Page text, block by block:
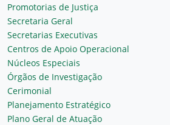
Promotorias de Justiça
Secretaria Geral
Secretarias Executivas
Centros de Apoio Operacional
Núcleos Especiais
Órgãos de Investigação
Cerimonial
Planejamento Estratégico
Plano Geral de Atuação